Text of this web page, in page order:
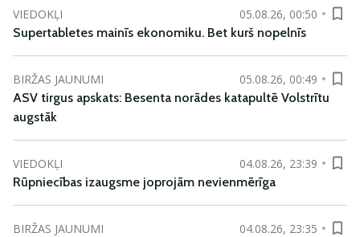
VIEDOKĻI
05.08.26, 00:50
Supertabletes mainīs ekonomiku. Bet kurš nopelnīs
BIRŽAS JAUNUMI
05.08.26, 00:49
ASV tirgus apskats: Besenta norādes katapultē Volstrītu
augstāk
VIEDOKĻI
04.08.26, 23:39
Rūpniecības izaugsme joprojām nevienmērīga
BIRŽAS JAUNUMI
04.08.26, 23:35